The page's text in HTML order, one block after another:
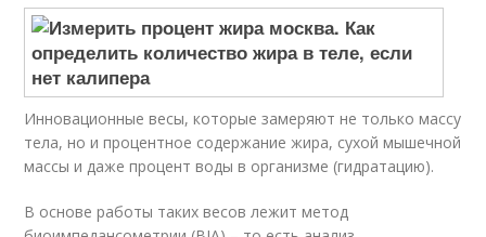
Инновационные весы, которые замеряют не только массу
тела, но и процентное содержание жира, сухой мышечной
массы и даже процент воды в организме (гидратацию).
В основе работы таких весов лежит метод